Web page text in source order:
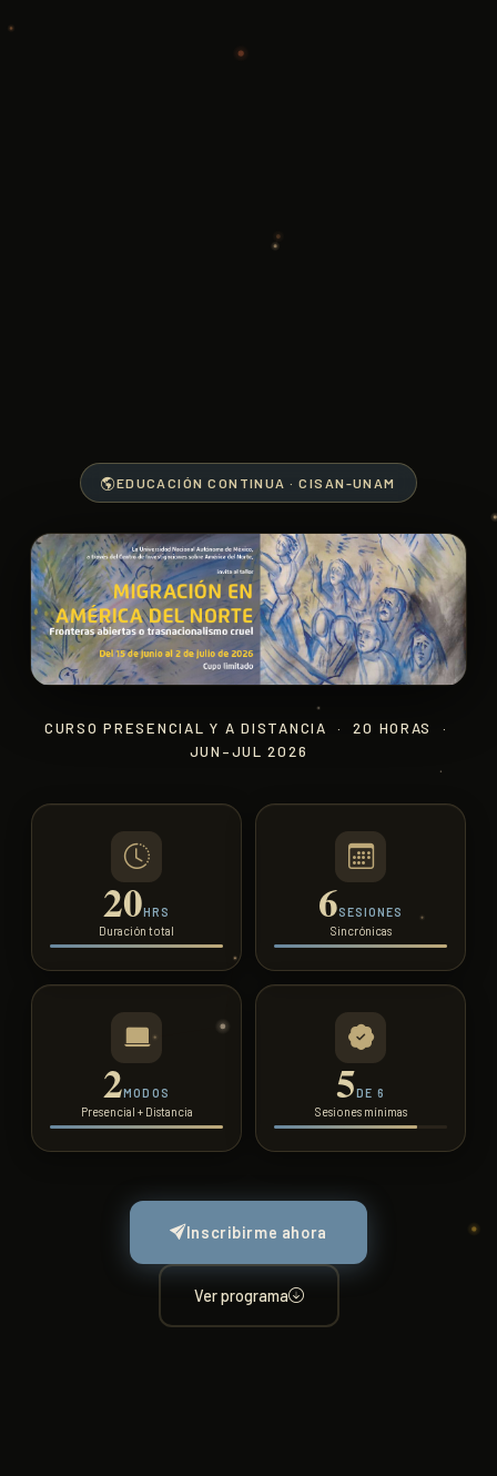
EDUCACIÓN CONTINUA · CISAN-UNAM
CURSO PRESENCIAL Y A DISTANCIA · 20 HORAS ·
JUN–JUL 2026
20HRS
Duración total
6SESIONES
Sincrónicas
2MODOS
Presencial + Distancia
5DE 6
Sesiones mínimas
Inscribirme ahora
Ver programa